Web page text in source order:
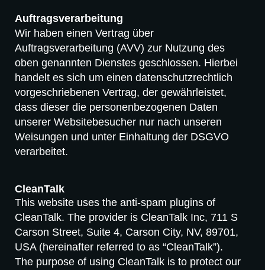
Auftragsverarbeitung
Wir haben einen Vertrag über
Auftragsverarbeitung (AVV) zur Nutzung des
oben genannten Dienstes geschlossen. Hierbei
handelt es sich um einen datenschutzrechtlich
vorgeschriebenen Vertrag, der gewährleistet,
dass dieser die personenbezogenen Daten
unserer Websitebesucher nur nach unseren
Weisungen und unter Einhaltung der DSGVO
verarbeitet.
CleanTalk
This website uses the anti-spam plugins of
CleanTalk. The provider is CleanTalk Inc, 711 S
Carson Street, Suite 4, Carson City, NV, 89701,
USA (hereinafter referred to as “CleanTalk”).
The purpose of using CleanTalk is to protect our